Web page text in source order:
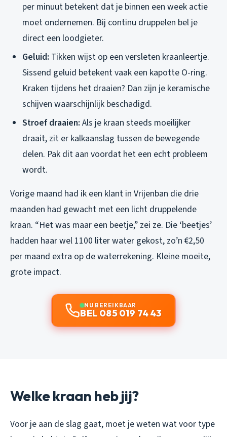
per minuut betekent dat je binnen een week actie
moet ondernemen. Bij continu druppelen bel je
direct een loodgieter.
Geluid: Tikken wijst op een versleten kraanleertje.
Sissend geluid betekent vaak een kapotte O-ring.
Kraken tijdens het draaien? Dan zijn je keramische
schijven waarschijnlijk beschadigd.
Stroef draaien: Als je kraan steeds moeilijker
draait, zit er kalkaanslag tussen de bewegende
delen. Pak dit aan voordat het een echt probleem
wordt.
Vorige maand had ik een klant in Vrijenban die drie
maanden had gewacht met een licht druppelende
kraan. “Het was maar een beetje,” zei ze. Die ‘beetjes’
hadden haar wel 1100 liter water gekost, zo’n €2,50
per maand extra op de waterrekening. Kleine moeite,
grote impact.
NU BEREIKBAAR
BEL 085 019 74 43
Welke kraan heb jij?
Voor je aan de slag gaat, moet je weten wat voor type